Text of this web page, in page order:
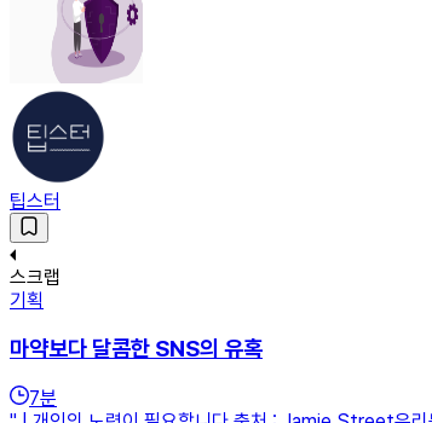
팁스터
스크랩
기획
마약보다 달콤한 SNS의 유혹
7분